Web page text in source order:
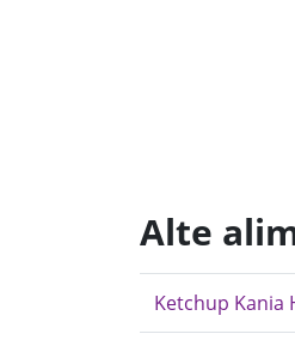
Alte
Ketchup Kania